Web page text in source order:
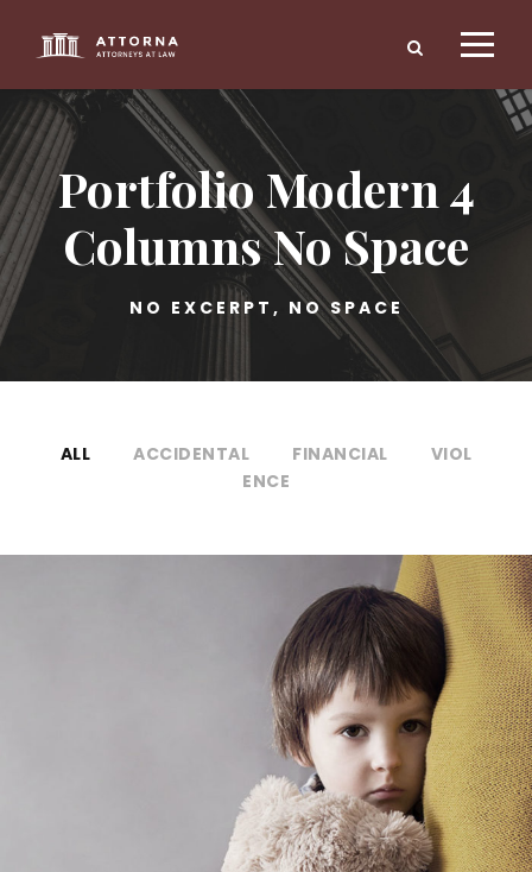
Portfolio Modern 4
Columns No Space
NO EXCERPT, NO SPACE
ALL ACCIDENTAL FINANCIAL
VIOL
ENCE
Family Violence
Violence